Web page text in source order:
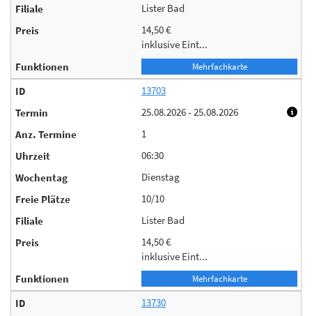
Lister Bad
14,50 €
inklusive Eint...
Mehrfachkarte
13703
25.08.2026 - 25.08.2026
1
06:30
Dienstag
10/10
Lister Bad
14,50 €
inklusive Eint...
Mehrfachkarte
13730